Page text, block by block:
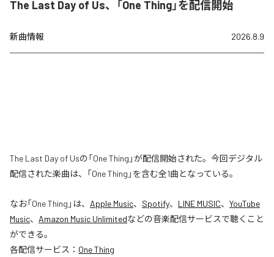
The Last Day of Us、「One Thing」を配信開始
新曲情報 2026.8.9
The Last Day of Usの「One Thing」が配信開始された。今回デジタル
配信された楽曲は、「One Thing」を含む全1曲となっている。
なお「One Thing 」は、 Apple Music、 Spotify、 LINE MUSIC、 YouTube
Music、 Amazon Music Unlimitedなどの音楽配信サービスで聴くこと
ができる。
各配信サービス： One Thing